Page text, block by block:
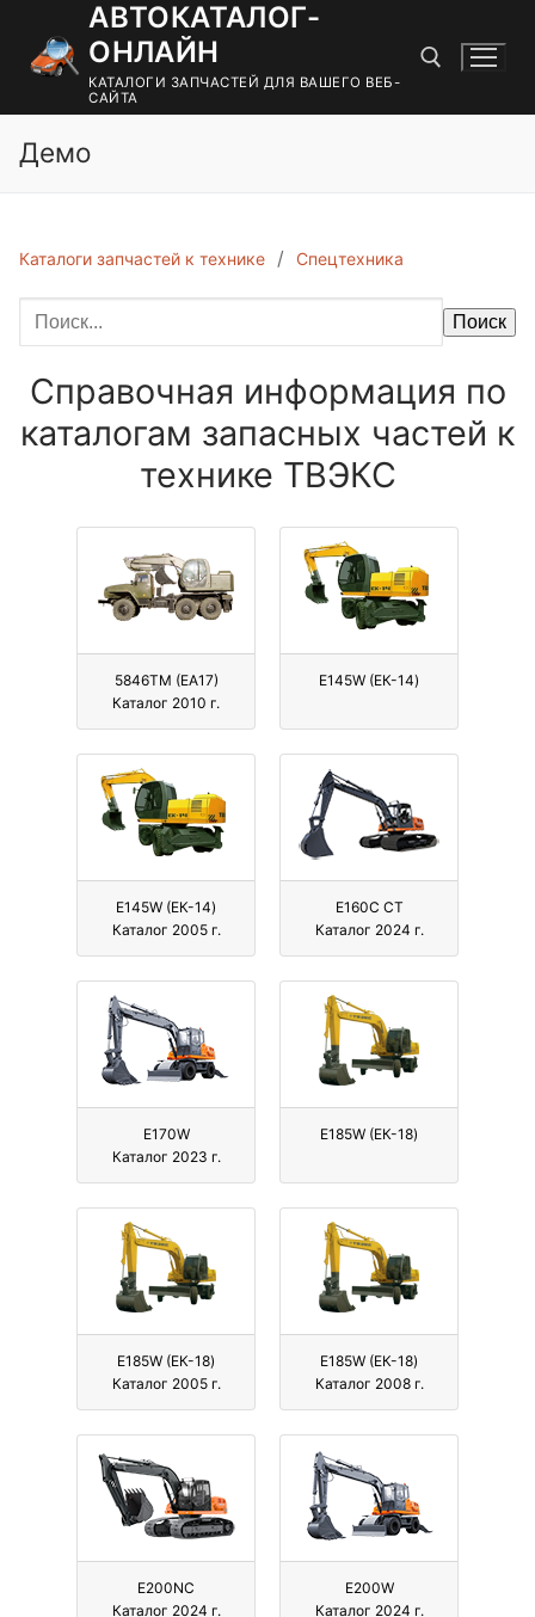
содержимому
АВТОКАТАЛОГ-
ОНЛАЙН
КАТАЛОГИ ЗАПЧАСТЕЙ ДЛЯ ВАШЕГО ВЕБ-
САЙТА
Демо
Каталоги запчастей к технике Спецтехника
Поиск
Справочная информация по
каталогам запасных частей к
технике ТВЭКС
5846ТМ (ЕА17)
Каталог 2010 г.
E145W (ЕК-14)
E145W (ЕК-14)
Каталог 2005 г.
E160C CT
Каталог 2024 г.
E170W
Каталог 2023 г.
E185W (ЕК-18)
E185W (ЕК-18)
Каталог 2005 г.
E185W (ЕК-18)
Каталог 2008 г.
E200NC
Каталог 2024 г.
E200W
Каталог 2024 г.